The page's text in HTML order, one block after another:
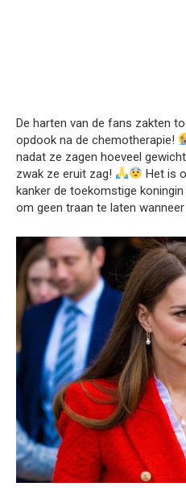
De harten van de fans zakten
opdook na de chemotherapie!
nadat ze zagen hoeveel
zwak ze eruit zag!
Het is
kanker de toekomstige
om geen traan te laten